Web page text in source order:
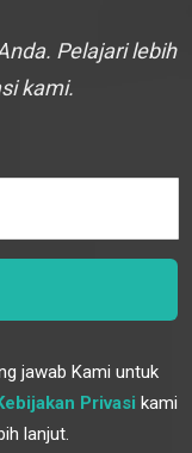
Pelajari lebih
kami.
jawab Kami untuk
Privasi kami
lanjut.